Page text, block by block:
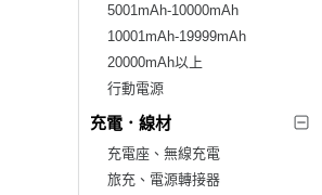
5001mAh-10000mAh
10001mAh-19999mAh
20000mAh以上
行動電源
充電．線材
充電座、無線充電
旅充、電源轉接器